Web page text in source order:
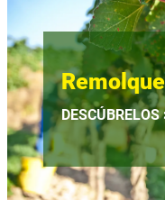
DESCÚBRELOS